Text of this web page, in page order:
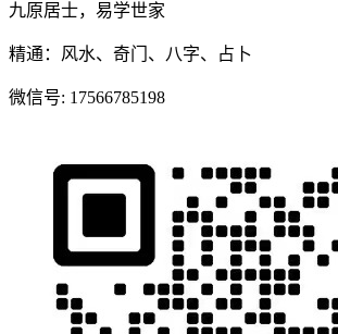
九原居士，易学世家
精通：风水、奇门、八字、占卜
微信号: 17566785198